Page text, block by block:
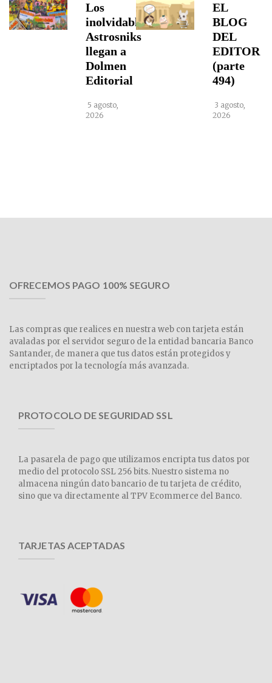
Los
inolvidables
Astrosniks
llegan a
Dolmen
Editorial
5 agosto,
2026
EL
BLOG
DEL
EDITOR
(parte
494)
3 agosto,
2026
OFRECEMOS PAGO 100% SEGURO
Las compras que realices en nuestra web con tarjeta están
avaladas por el servidor seguro de la entidad bancaria Banco
Santander, de manera que tus datos están protegidos y
encriptados por la tecnología más avanzada.
PROTOCOLO DE SEGURIDAD SSL
La pasarela de pago que utilizamos encripta tus datos por
medio del protocolo SSL 256 bits. Nuestro sistema no
almacena ningún dato bancario de tu tarjeta de crédito,
sino que va directamente al TPV Ecommerce del Banco.
TARJETAS ACEPTADAS